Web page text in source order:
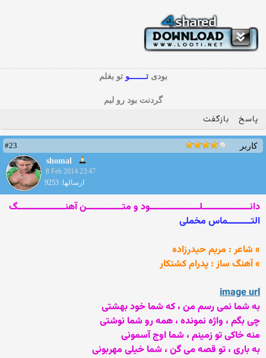
بودیتـــــــوتو بغلم
گردنت بود رو لبم
پاسخ بازگفت
کاربر
#23
shomal
8 Feb 2014 23:47
ارسالها: 9253
دانــــــــــــــــــــلـــــــــــــــــــــود و متـــــــــــــــن آهنــــــــــــــــــــگ
التــــــــــماس مخملی
» شاعر : مریم حیدرزاده
» آهنگ ساز : پدرام کشتکار
image url
به شما نمی رسم من ، که شما خود بهشتی
چی بگم ، واژه نمونده ، همه رو شما نوشتی
منه خاکی تو زمینم ، شما اوج آسمونی
به باری ، تو قصه می گن ، شما خیلی مهربونی